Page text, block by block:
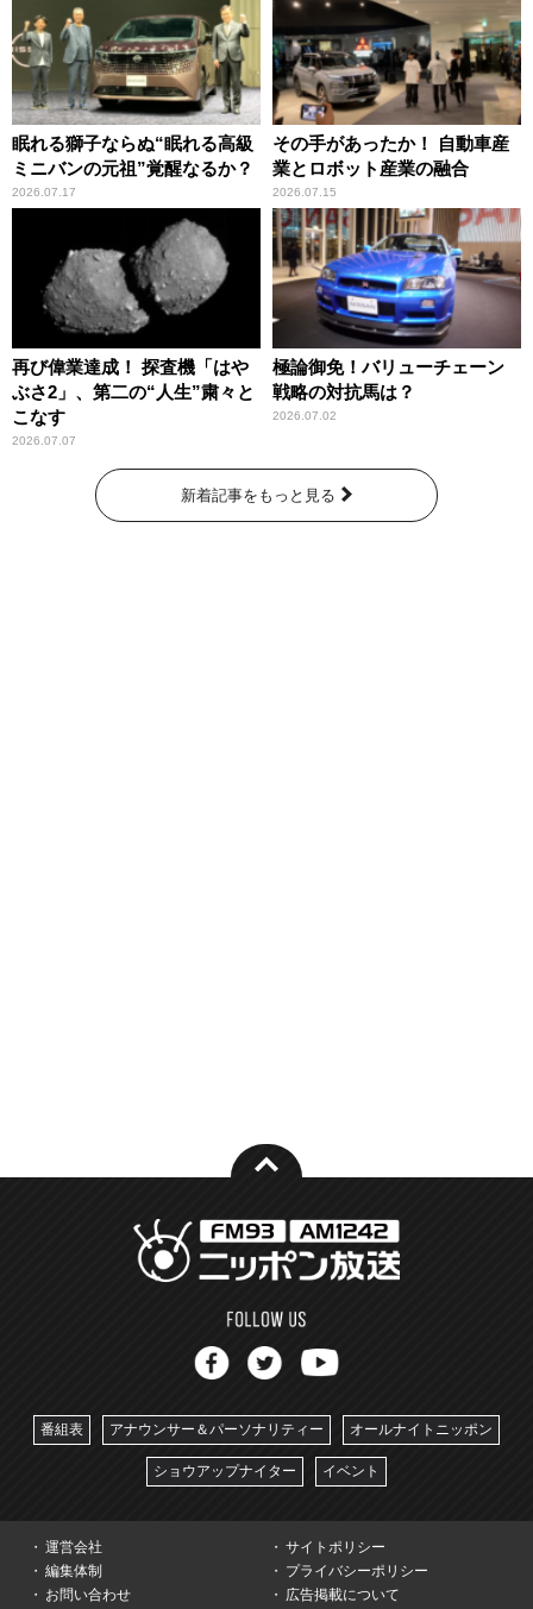
眠れる獅子ならぬ“眠れる高級
ミニバンの元祖”覚醒なるか？
2026.07.17
その手があったか！ 自動車産
業とロボット産業の融合
2026.07.15
再び偉業達成！ 探査機「はや
ぶさ2」、第二の“人生”粛々と
こなす
2026.07.07
極論御免！バリューチェーン
戦略の対抗馬は？
2026.07.02
新着記事をもっと見る
番組表 アナウンサー＆パーソナリティー オールナイトニッポン
ショウアップナイター イベント
運営会社
サイトポリシー
編集体制
プライバシーポリシー
お問い合わせ
広告掲載について